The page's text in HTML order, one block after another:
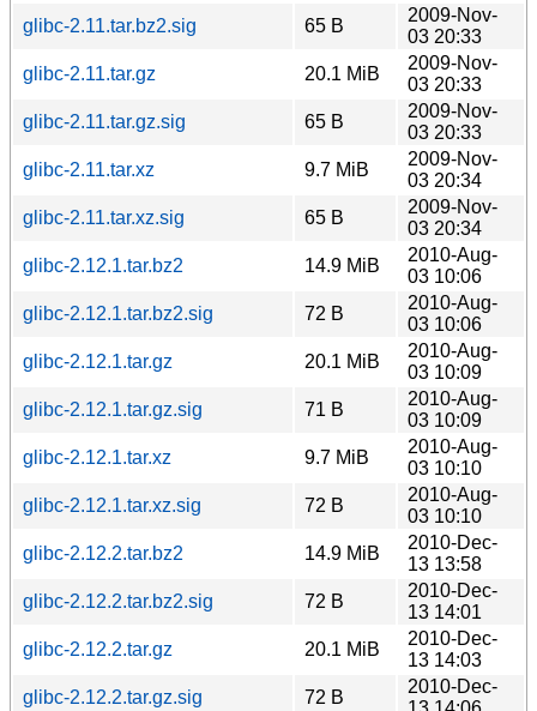
glibc-2.11.tar.bz2.sig
65 B
2009-Nov-
03 20:33
glibc-2.11.tar.gz
20.1 MiB
2009-Nov-
03 20:33
glibc-2.11.tar.gz.sig
65 B
2009-Nov-
03 20:33
glibc-2.11.tar.xz
9.7 MiB
2009-Nov-
03 20:34
glibc-2.11.tar.xz.sig
65 B
2009-Nov-
03 20:34
glibc-2.12.1.tar.bz2
14.9 MiB
2010-Aug-
03 10:06
glibc-2.12.1.tar.bz2.sig
72 B
2010-Aug-
03 10:06
glibc-2.12.1.tar.gz
20.1 MiB
2010-Aug-
03 10:09
glibc-2.12.1.tar.gz.sig
71 B
2010-Aug-
03 10:09
glibc-2.12.1.tar.xz
9.7 MiB
2010-Aug-
03 10:10
glibc-2.12.1.tar.xz.sig
72 B
2010-Aug-
03 10:10
glibc-2.12.2.tar.bz2
14.9 MiB
2010-Dec-
13 13:58
glibc-2.12.2.tar.bz2.sig
72 B
2010-Dec-
13 14:01
glibc-2.12.2.tar.gz
20.1 MiB
2010-Dec-
13 14:03
glibc-2.12.2.tar.gz.sig
72 B
2010-Dec-